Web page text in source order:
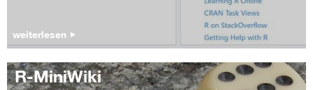
weiterlesen
R-MiniWiki